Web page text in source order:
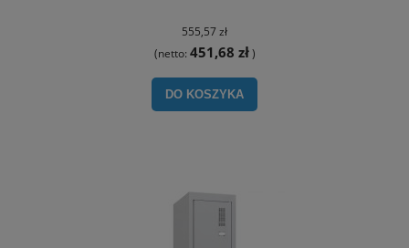
555,57 zł
(netto: 451,68 zł)
DO KOSZYKA